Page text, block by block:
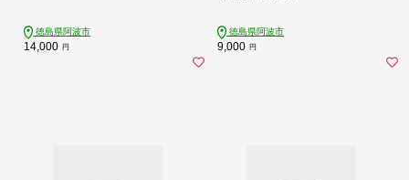
徳島県阿波市
14,000 円
徳島県阿波市
9,000 円